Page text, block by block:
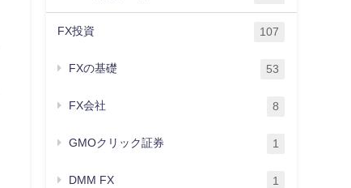
FX投資 107
FXの基礎 53
FX会社 8
GMOクリック証券 1
DMM FX 1